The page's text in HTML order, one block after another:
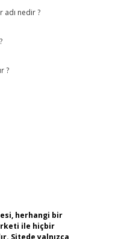
adı nedir ?
?
herhangi bir
ile hiçbir
Sitede yalnızca